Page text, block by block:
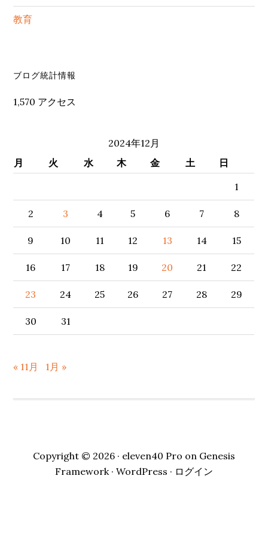
教育
セ
カ
リ
サ
イ
ド
バ
ー
ブログ統計情報
1,570 アクセス
2024年12月
月
火 水 木 金 土
日
1
2 3 4 5 6 7 8
9 10 11 12 13 14 15
16 17 18 19 20 21 22
23 24 25 26 27 28 29
30 31
« 11月 1月 »
Copyright © 2026 · eleven40 Pro on Genesis
Framework · WordPress · ログイン